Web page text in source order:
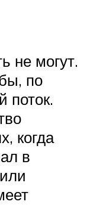
не могут.
по
поток.
когда
в